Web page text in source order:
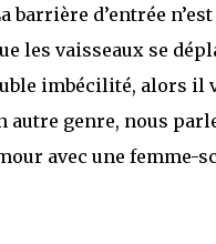
d’entrée
les vaisseaux se
imbécilité, alors
autre genre, nous
avec une femme-